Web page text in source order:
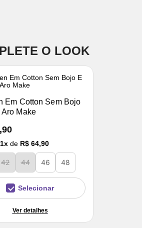
O LOOK
Em Cotton Sem Bojo
Aro Make
1x de R$ 64,90
42 44 46 48
Selecionar
Ver detalhes